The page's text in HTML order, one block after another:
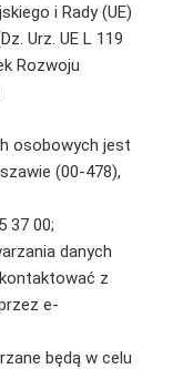
i Rady (UE)
Urz. UE L 119
Rozwoju
osobowych jest
(00-478),
37 00;
danych
z
e-
będą w celu